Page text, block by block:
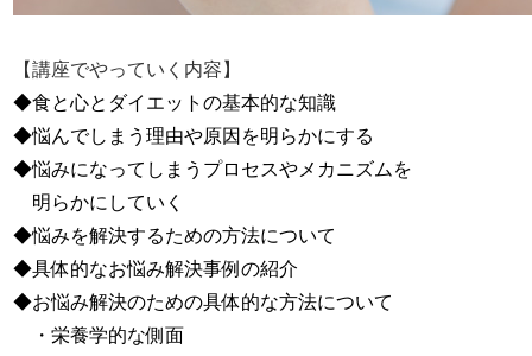
【講座でやっていく内容】
◆食と心とダイエットの基本的な知識
◆悩んでしまう理由や原因を明らかにする
◆悩みになってしまうプロセスやメカニズムを
明らかにしていく
◆悩みを解決するための方法について
◆具体的なお悩み解決事例の紹介
◆お悩み解決のための具体的な方法について
・栄養学的な側面